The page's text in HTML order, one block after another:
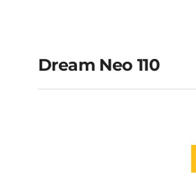
Dream Neo 110